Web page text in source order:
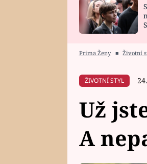
HOROSKOP NA
Prima Ženy ■ Životní
ŽIVOTNÍ STYL
Už
A